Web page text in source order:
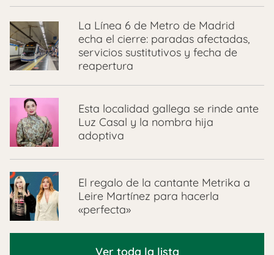
La Línea 6 de Metro de Madrid
echa el cierre: paradas afectadas,
servicios sustitutivos y fecha de
reapertura
Esta localidad gallega se rinde ante
Luz Casal y la nombra hija
adoptiva
El regalo de la cantante Metrika a
Leire Martínez para hacerla
«perfecta»
Ver toda la lista